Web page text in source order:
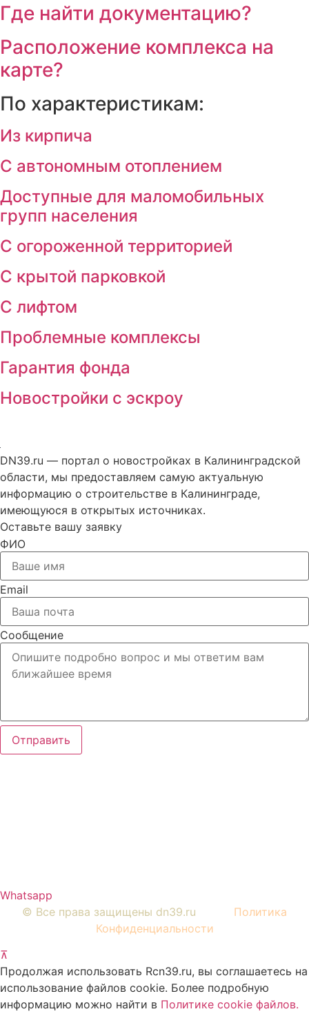
Где найти документацию?
Расположение комплекса на
карте?
По характеристикам:
Из кирпича
С автономным отоплением
Доступные для маломобильных
групп населения
С огороженной территорией
С крытой парковкой
С лифтом
Проблемные комплексы
Гарантия фонда
Новостройки с эскроу
DN39.ru — портал о новостройках в Калининградской
области, мы предоставляем самую актуальную
информацию о строительстве в Калининграде,
имеющуюся в открытых источниках.
Оставьте вашу заявку
ФИО
Email
Сообщение
Отправить
Whatsapp
© Все права защищены dn39.ru Политика
Конфиденциальности
⊼
Продолжая использовать Rcn39.ru, вы соглашаетесь на
использование файлов cookie. Более подробную
информацию можно найти в Политике cookie файлов.